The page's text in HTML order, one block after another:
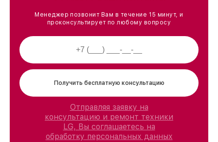
Менеджер позвонит Вам в течение 15 минут, и
проконсультирует по любому вопросу
Получить бесплатную консультацию
Отправляя заявку на
консультацию и ремонт техники
LG, Вы соглашаетесь на
обработку персональных данных